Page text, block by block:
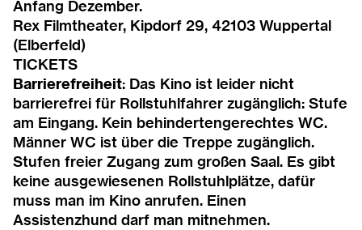
Anfang Dezember.
Rex Filmtheater, Kipdorf 29, 42103 Wuppertal
(Elberfeld)
TICKETS
Barrierefreiheit: Das Kino ist leider nicht
barrierefrei für Rollstuhlfahrer zugänglich: Stufe
am Eingang. Kein behindertengerechtes WC.
Männer WC ist über die Treppe zugänglich.
Stufen freier Zugang zum großen Saal. Es gibt
keine ausgewiesenen Rollstuhlplätze, dafür
muss man im Kino anrufen. Einen
Assistenzhund darf man mitnehmen.